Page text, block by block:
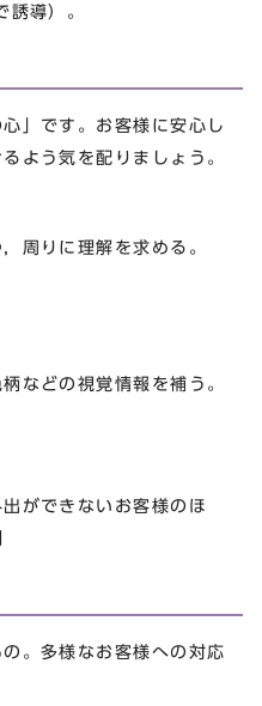
誘導）。
」です。お客様に安心し
よう気を配りましょう。
周りに理解を求める。
などの視覚情報を補う。
ができないお客様のほ
。多様なお客様への対応